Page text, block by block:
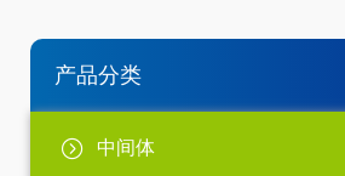
产品分类
中间体